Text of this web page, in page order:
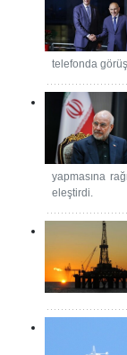
telefonda
yapmasına
eleştirdi.